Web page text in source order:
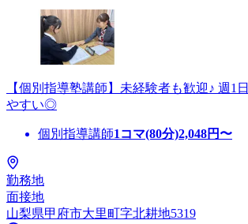
【個別指導塾講師】未経験者も歓迎♪ 週1
やすい◎
個別指導講師1コマ(80分)2,048円〜
勤務地
面接地
山梨県甲府市大里町字北耕地5319